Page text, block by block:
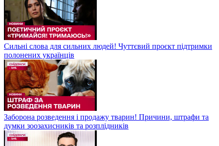
Сильні слова для сильних людей! Чуттєвий проєкт підтримки
полонених українців
Заборона розведення і продажу тварин! Причини, штрафи та
думки зоозахисників та розплідників